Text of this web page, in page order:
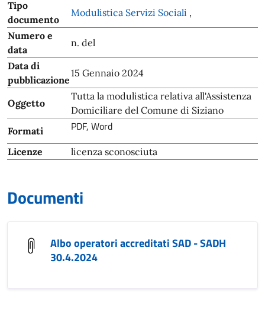
Tipo
documento
Modulistica Servizi Sociali ,
Numero e
data
n. del
Data di
pubblicazione
15 Gennaio 2024
Oggetto
Tutta la modulistica relativa all'Assistenza
Domiciliare del Comune di Siziano
Formati
PDF, Word
Licenze licenza sconosciuta
Documenti
Albo operatori accreditati SAD - SADH
30.4.2024